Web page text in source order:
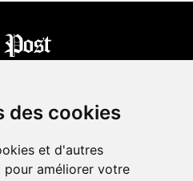
des cookies
et d'autres
améliorer votre
(Mes préférences)